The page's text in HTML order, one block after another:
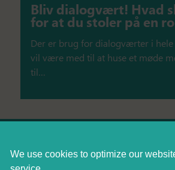
Bliv dialogvært! Hvad
for at du stoler på en
Der er brug for dialogværter i hele
vil være med til at huse et møde
til…
We use cookies to optimize our